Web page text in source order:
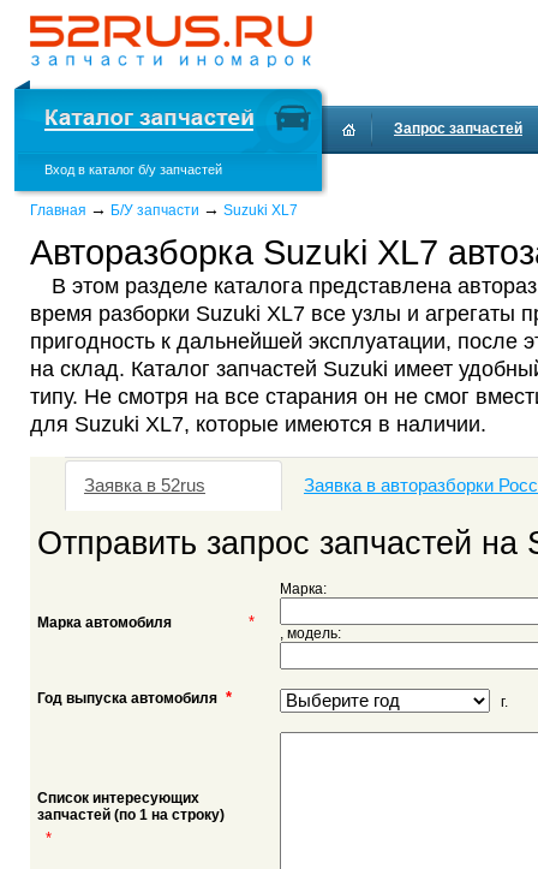
Вход в каталог б/у запчастей
Запрос запчастей
Главная → Б/У запчасти → Suzuki XL7
Авторазборка Suzuki XL7
В этом разделе каталога представлена
время разборки Suzuki XL7 все узлы и агрегаты
пригодность к дальнейшей эксплуатации, после
на склад. Каталог запчастей Suzuki имеет
типу. Не смотря на все старания он не смог
для Suzuki XL7, которые имеются в наличии.
Заявка в 52rus Заявка в авторазборки
Отправить запрос запчастей на
Марка автомобиля *
Марка:
, модель:
Год выпуска автомобиля * г.
Список интересующих
запчастей (по 1 на строку)
*